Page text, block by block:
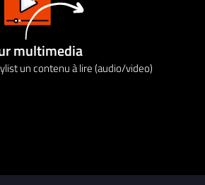
multimedia
un contenu à lire (audio/video)